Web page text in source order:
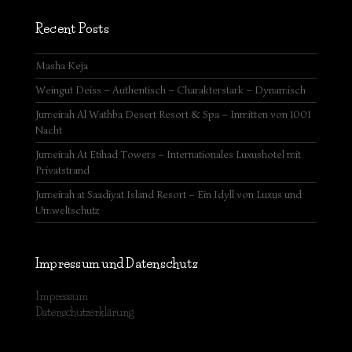
Recent Posts
Masha Keja
Weingut Deiss – Authentisch – Charakterstark – Dynamisch
Jumeirah Al Wathba Desert Resort & Spa – Inmitten von 1001
Nacht
Jumeirah At Etihad Towers – Internationales Luxushotel mit
Privatstrand
Jumeirah at Saadiyat Island Resort – Ein Idyll von Luxus und
Umweltschutz
Impressum und Datenschutz
Impressum
Datenschutzerklärung